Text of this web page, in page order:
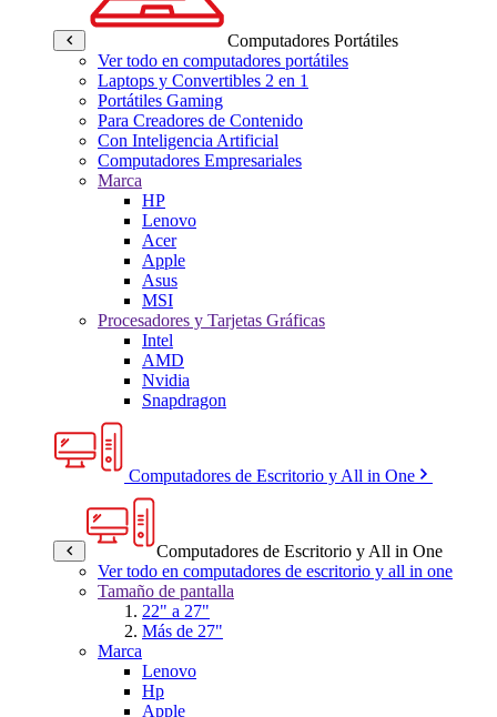
Computadores Portátiles
Ver todo en computadores portátiles
Laptops y Convertibles 2 en 1
Portátiles Gaming
Para Creadores de Contenido
Con Inteligencia Artificial
Computadores Empresariales
Marca
HP
Lenovo
Acer
Apple
Asus
MSI
Procesadores y Tarjetas Gráficas
Intel
AMD
Nvidia
Snapdragon
Computadores de Escritorio y All in One
Computadores de Escritorio y All in One
Ver todo en computadores de escritorio y all in one
Tamaño de pantalla
22" a 27"
Más de 27"
Marca
Lenovo
Hp
Apple